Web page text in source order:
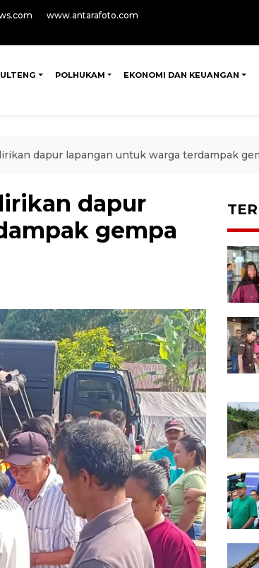
www.antarafoto.com
POLHUKAM EKONOMI DAN KEUANGAN
dapur lapangan untuk warga terdampak
dapur
gempa